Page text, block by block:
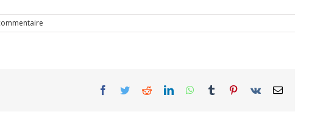
Facebook
TwitterRedditLinkedInWhatsApp
Tumblr Pinterest
Vk Email